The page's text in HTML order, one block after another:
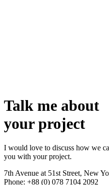
Talk me about
your project
I would love to discuss how we
you with your project.
7th Avenue at 51st Street, New
Phone: +88 (0) 078 7104 2092